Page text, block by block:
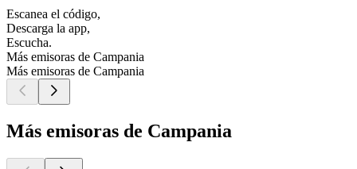
Escanea el código,
Descarga la app,
Escucha.
Más emisoras de Campania
Más emisoras de Campania
Más emisoras de Campania